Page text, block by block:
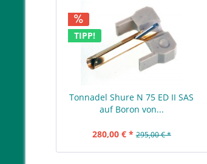
TIPP!
Tonnadel Shure N 75 ED II SAS
auf Boron von...
280,00 € * 295,00 € *